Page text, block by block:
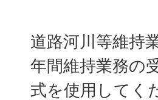
道路河川等維持
年間維持業務の
式を使用してく